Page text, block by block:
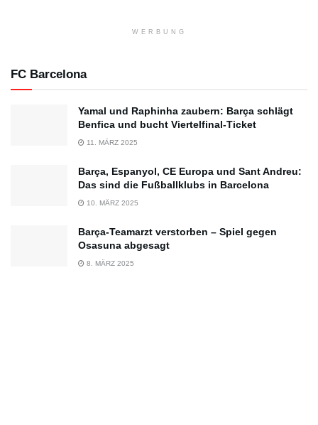
WERBUNG
FC Barcelona
Yamal und Raphinha zaubern: Barça schlägt
Benfica und bucht Viertelfinal-Ticket
11. MÄRZ 2025
Barça, Espanyol, CE Europa und Sant Andreu:
Das sind die Fußballklubs in Barcelona
10. MÄRZ 2025
Barça-Teamarzt verstorben – Spiel gegen
Osasuna abgesagt
8. MÄRZ 2025